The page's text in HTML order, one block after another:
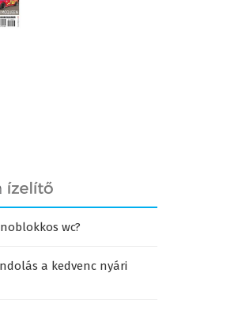
wc?
a kedvenc nyári